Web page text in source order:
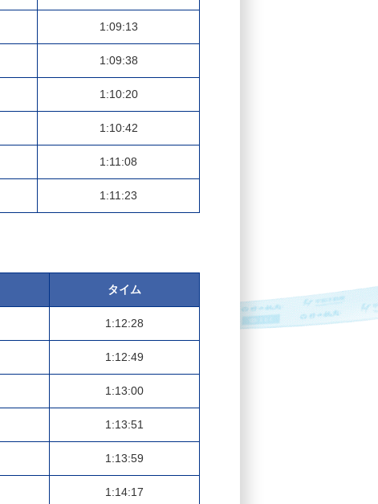
1:09:13
1:09:38
1:10:20
1:10:42
1:11:08
1:11:23
タイム
1:12:28
1:12:49
1:13:00
1:13:51
1:13:59
1:14:17